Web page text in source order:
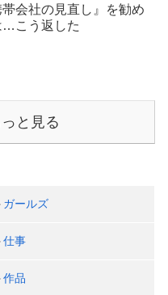
会社の見直し』を勧め
…こう返した
と見る
ガールズ
仕事
作品